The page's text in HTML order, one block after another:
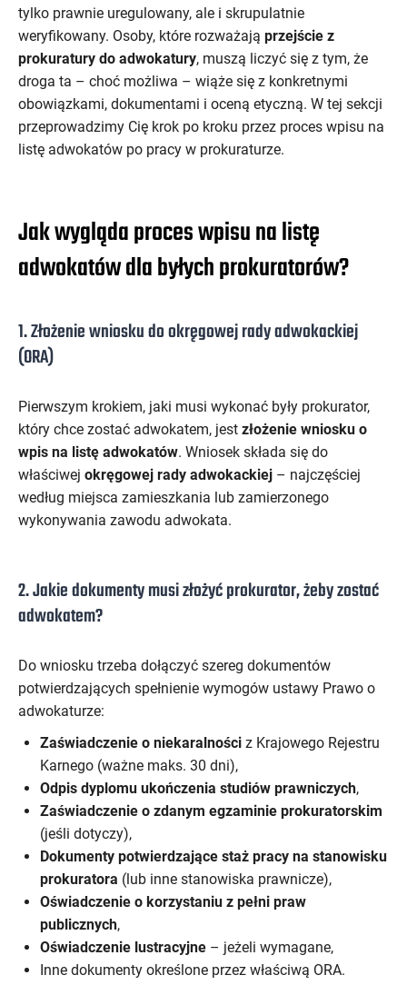
tylko prawnie uregulowany, ale i skrupulatnie
weryfikowany. Osoby, które rozważają przejście z
prokuratury do adwokatury, muszą liczyć się z tym, że
droga ta – choć możliwa – wiąże się z konkretnymi
obowiązkami, dokumentami i oceną etyczną. W tej sekcji
przeprowadzimy Cię krok po kroku przez proces wpisu na
listę adwokatów po pracy w prokuraturze.
Jak wygląda proces wpisu na listę
adwokatów dla byłych prokuratorów?
1. Złożenie wniosku do okręgowej rady adwokackiej
(ORA)
Pierwszym krokiem, jaki musi wykonać były prokurator,
który chce zostać adwokatem, jest złożenie wniosku o
wpis na listę adwokatów. Wniosek składa się do
właściwej okręgowej rady adwokackiej – najczęściej
według miejsca zamieszkania lub zamierzonego
wykonywania zawodu adwokata.
2. Jakie dokumenty musi złożyć prokurator, żeby zostać
adwokatem?
Do wniosku trzeba dołączyć szereg dokumentów
potwierdzających spełnienie wymogów ustawy Prawo o
adwokaturze:
Zaświadczenie o niekaralności z Krajowego Rejestru
Karnego (ważne maks. 30 dni),
Odpis dyplomu ukończenia studiów prawniczych,
Zaświadczenie o zdanym egzaminie prokuratorskim
(jeśli dotyczy),
Dokumenty potwierdzające staż pracy na stanowisku
prokuratora (lub inne stanowiska prawnicze),
Oświadczenie o korzystaniu z pełni praw
publicznych,
Oświadczenie lustracyjne – jeżeli wymagane,
Inne dokumenty określone przez właściwą ORA.